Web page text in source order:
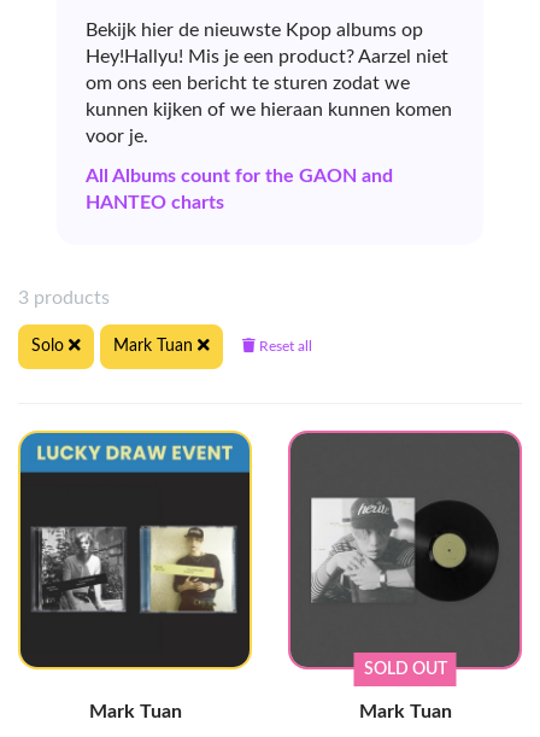
Bekijk hier de nieuwste Kpop albums op
Hey!Hallyu! Mis je een product? Aarzel niet
om ons een bericht te sturen zodat we
kunnen kijken of we hieraan kunnen komen
voor je.
All Albums count for the GAON and
HANTEO charts
3 products
Solo Mark Tuan Reset all
Mark Tuan
SOLD OUT
Mark Tuan